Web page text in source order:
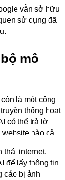
vẫn sở hữu
sử dụng đã
mô
là một công
thống hoạt
có thể trả lời
nào cả.
thái internet.
để lấy thông tin,
cáo bị ảnh